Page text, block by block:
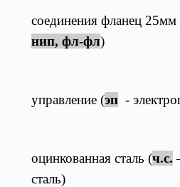
соединения фланец 25мм
нип, фл-фл)
управление (эп -
оцинкованная сталь (ч.с.
сталь)